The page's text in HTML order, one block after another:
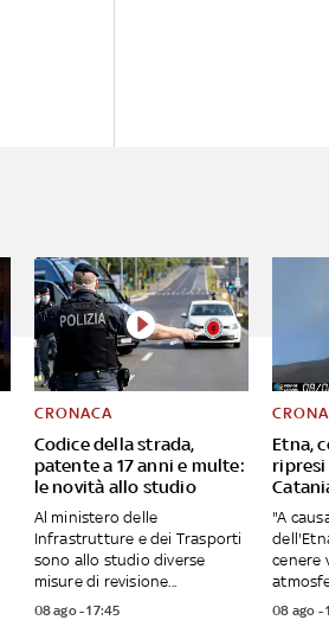
Codice della strada,
patente a 17 anni e multe:
le novità allo studio
CRONACA
Al ministero delle
Infrastrutture e dei Trasporti
sono allo studio diverse
misure di revisione...
08 ago - 17:45
Etna,
ripresi
"A
cenere
08 ago -